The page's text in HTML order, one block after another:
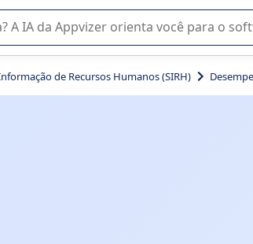
orienta no uso ou na seleção de software
de Recursos Humanos (SIRH)